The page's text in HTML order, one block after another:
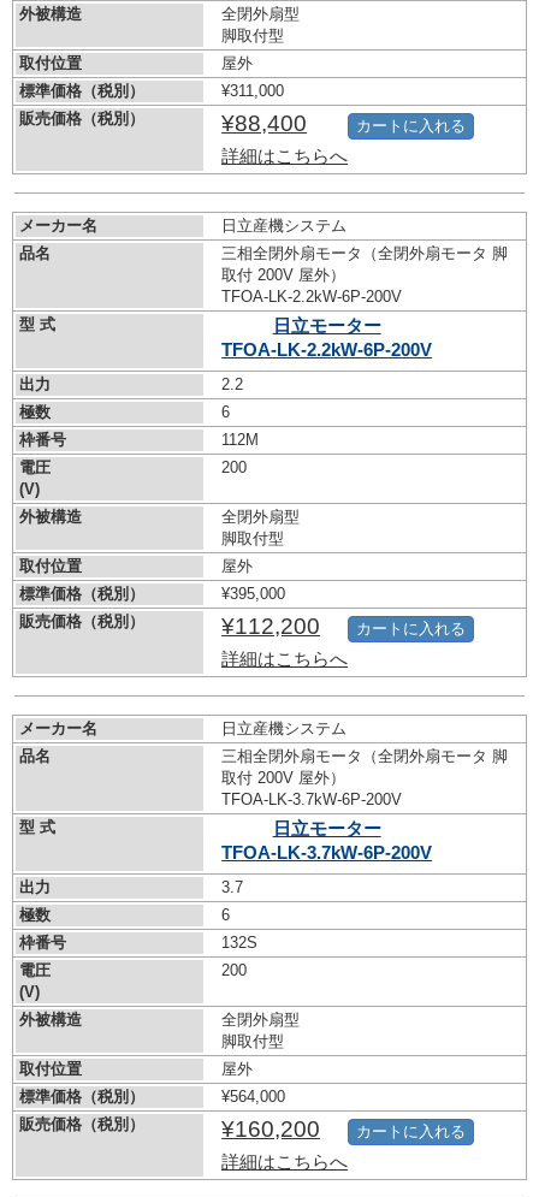
外被構造
全閉外扇型
脚取付型
取付位置
屋外
標準価格（税別）
¥311,000
販売価格（税別）
¥88,400
詳細はこちらへ
カートに入れる
メーカー名
日立産機システム
品名
三相全閉外扇モータ（全閉外扇モータ 脚
取付 200V 屋外）
TFOA-LK-2.2kW-6P-200V
型 式
日立モーター
TFOA-LK-2.2kW-6P-200V
出力
2.2
極数
6
枠番号
112M
電圧
(V)
200
外被構造
全閉外扇型
脚取付型
取付位置
屋外
標準価格（税別）
¥395,000
販売価格（税別）
¥112,200
詳細はこちらへ
カートに入れる
メーカー名
日立産機システム
品名
三相全閉外扇モータ（全閉外扇モータ 脚
取付 200V 屋外）
TFOA-LK-3.7kW-6P-200V
型 式
日立モーター
TFOA-LK-3.7kW-6P-200V
出力
3.7
極数
6
枠番号
132S
電圧
(V)
200
外被構造
全閉外扇型
脚取付型
取付位置
屋外
標準価格（税別）
¥564,000
販売価格（税別）
¥160,200
詳細はこちらへ
カートに入れる